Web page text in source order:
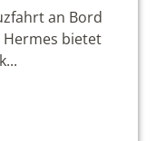
an Bord
bietet